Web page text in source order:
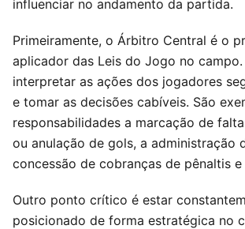
influenciar no andamento da partida.
Primeiramente, o Árbitro Central é o
aplicador das Leis do Jogo no
interpretar as ações dos jogadores
e tomar as decisões cabíveis. São
responsabilidades a marcação de
ou anulação de gols, a administração
concessão de cobranças de pênaltis
Outro ponto crítico é estar
posicionado de forma estratégica no